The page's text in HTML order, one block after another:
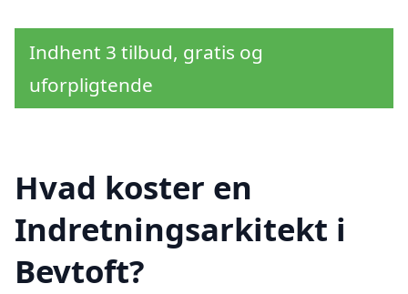
Indhent 3 tilbud, gratis og
uforpligtende
Hvad koster en
Indretningsarkitekt i
Bevtoft?